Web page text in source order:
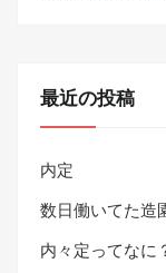
最近の投稿
内定
数日働いてた造
内々定ってなに